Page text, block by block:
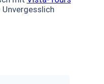
Unvergesslich